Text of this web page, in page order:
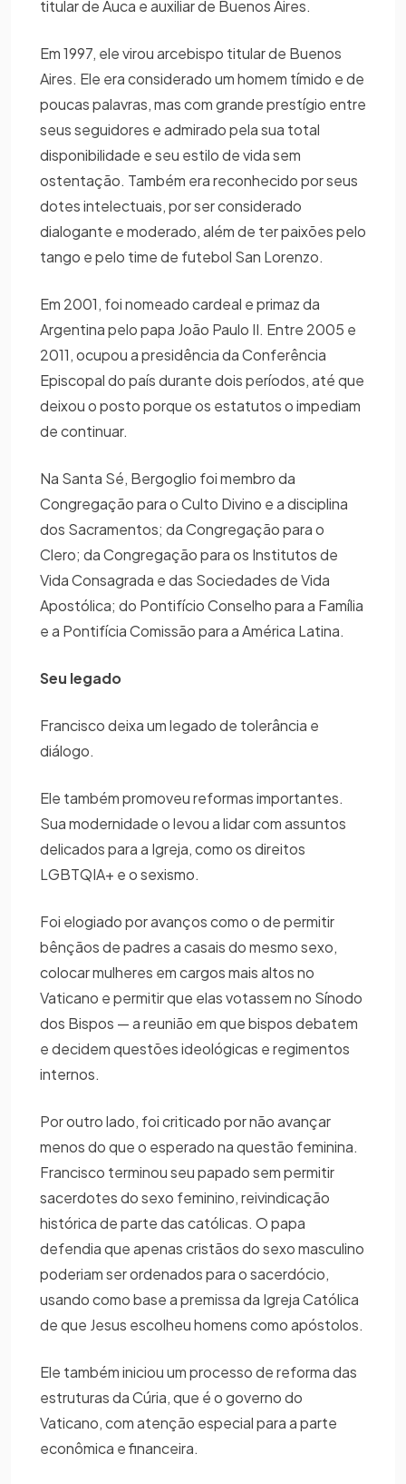
titular de Auca e auxiliar de Buenos Aires.
Em 1997, ele virou arcebispo titular de Buenos
Aires. Ele era considerado um homem tímido e de
poucas palavras, mas com grande prestígio entre
seus seguidores e admirado pela sua total
disponibilidade e seu estilo de vida sem
ostentação. Também era reconhecido por seus
dotes intelectuais, por ser considerado
dialogante e moderado, além de ter paixões pelo
tango e pelo time de futebol San Lorenzo.
Em 2001, foi nomeado cardeal e primaz da
Argentina pelo papa João Paulo II. Entre 2005 e
2011, ocupou a presidência da Conferência
Episcopal do país durante dois períodos, até que
deixou o posto porque os estatutos o impediam
de continuar.
Na Santa Sé, Bergoglio foi membro da
Congregação para o Culto Divino e a disciplina
dos Sacramentos; da Congregação para o
Clero; da Congregação para os Institutos de
Vida Consagrada e das Sociedades de Vida
Apostólica; do Pontifício Conselho para a Família
e a Pontifícia Comissão para a América Latina.
Seu legado
Francisco deixa um legado de tolerância e
diálogo.
Ele também promoveu reformas importantes.
Sua modernidade o levou a lidar com assuntos
delicados para a Igreja, como os direitos
LGBTQIA+ e o sexismo.
Foi elogiado por avanços como o de permitir
bênçãos de padres a casais do mesmo sexo,
colocar mulheres em cargos mais altos no
Vaticano e permitir que elas votassem no Sínodo
dos Bispos — a reunião em que bispos debatem
e decidem questões ideológicas e regimentos
internos.
Por outro lado, foi criticado por não avançar
menos do que o esperado na questão feminina.
Francisco terminou seu papado sem permitir
sacerdotes do sexo feminino, reivindicação
histórica de parte das católicas. O papa
defendia que apenas cristãos do sexo masculino
poderiam ser ordenados para o sacerdócio,
usando como base a premissa da Igreja Católica
de que Jesus escolheu homens como apóstolos.
Ele também iniciou um processo de reforma das
estruturas da Cúria, que é o governo do
Vaticano, com atenção especial para a parte
econômica e financeira.